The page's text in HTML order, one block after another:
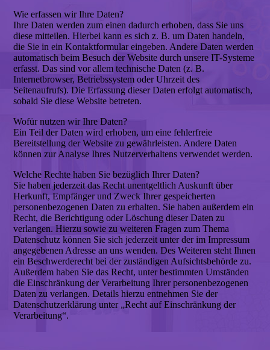
Wie erfassen wir Ihre Daten?
Ihre Daten werden zum einen dadurch erhoben, dass Sie uns
diese mitteilen. Hierbei kann es sich z. B. um Daten handeln,
die Sie in ein Kontaktformular eingeben. Andere Daten werden
automatisch beim Besuch der Website durch unsere IT-Systeme
erfasst. Das sind vor allem technische Daten (z. B.
Internetbrowser, Betriebssystem oder Uhrzeit des
Seitenaufrufs). Die Erfassung dieser Daten erfolgt automatisch,
sobald Sie diese Website betreten.
Wofür nutzen wir Ihre Daten?
Ein Teil der Daten wird erhoben, um eine fehlerfreie
Bereitstellung der Website zu gewährleisten. Andere Daten
können zur Analyse Ihres Nutzerverhaltens verwendet werden.
Welche Rechte haben Sie bezüglich Ihrer Daten?
Sie haben jederzeit das Recht unentgeltlich Auskunft über
Herkunft, Empfänger und Zweck Ihrer gespeicherten
personenbezogenen Daten zu erhalten. Sie haben außerdem ein
Recht, die Berichtigung oder Löschung dieser Daten zu
verlangen. Hierzu sowie zu weiteren Fragen zum Thema
Datenschutz können Sie sich jederzeit unter der im Impressum
angegebenen Adresse an uns wenden. Des Weiteren steht Ihnen
ein Beschwerderecht bei der zuständigen Aufsichtsbehörde zu.
Außerdem haben Sie das Recht, unter bestimmten Umständen
die Einschränkung der Verarbeitung Ihrer personenbezogenen
Daten zu verlangen. Details hierzu entnehmen Sie der
Datenschutzerklärung unter „Recht auf Einschränkung der
Verarbeitung“.